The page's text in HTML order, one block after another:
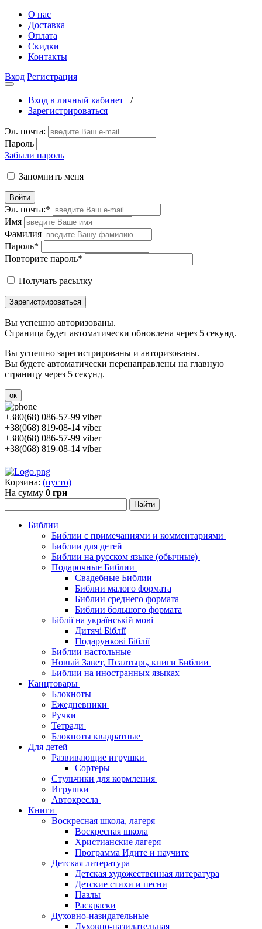
О нас
Доставка
Оплата
Скидки
Контакты
Вход Регистрация
Вход в личный кабинет
/
Зарегистрироваться
Эл. почта:
Пароль
Забыли пароль
Запомнить меня
Войти
Эл. почта:*
Имя
Фамилия
Пароль*
Повторите пароль*
Получать расылку
Зарегистрироваться
Вы успешно авторизованы.
Страница будет автоматически обновлена через 5 секунд.
Вы успешно зарегистрированы и авторизованы.
Вы будете автоматически перенаправлены на главную
страницу через 5 секунд.
ок
+380(68) 086-57-99 viber
+38(068) 819-08-14 viber
+380(68) 086-57-99 viber
+38(068) 819-08-14 viber
Корзина: (пусто)
На сумму 0 грн
Библии
Библии с примечаниями и комментариями
Библии для детей
Библии на русском языке (обычные)
Подарочные Библии
Свадебные Библии
Библии малого формата
Библии среднего формата
Библии большого формата
Біблії на українській мові
Дитячі Біблії
Подарункові Біблії
Библии настольные
Новый Завет, Псалтырь, книги Библии
Библии на иностранных языках
Канцтовары
Блокноты
Ежедневники
Ручки
Тетради
Блокноты квадратные
Для детей
Развивающие игрушки
Сортеры
Стульчики для кормления
Игрушки
Автокресла
Книги
Воскресная школа, лагеря
Воскресная школа
Христианские лагеря
Программа Идите и научите
Детская литература
Детская художественная литература
Детские стихи и песни
Пазлы
Раскраски
Духовно-назидательные
Духовно-назидательная